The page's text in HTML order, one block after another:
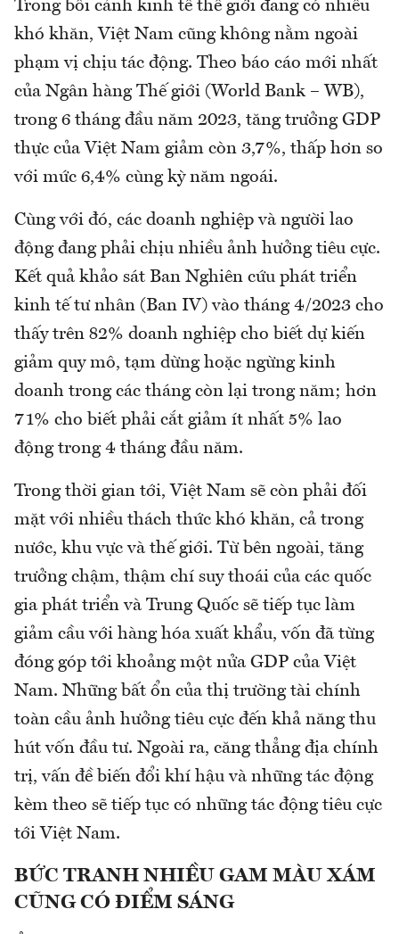
Trong bối cảnh kinh tế thế giới đang có nhiều
khó khăn, Việt Nam cũng không nằm ngoài
phạm vị chịu tác động. Theo báo cáo mới nhất
của Ngân hàng Thế giới (World Bank – WB),
trong 6 tháng đầu năm 2023, tăng trưởng GDP
thực của Việt Nam giảm còn 3,7%, thấp hơn so
với mức 6,4% cùng kỳ năm ngoái.
Cùng với đó, các doanh nghiệp và người lao
động đang phải chịu nhiều ảnh hưởng tiêu cực.
Kết quả khảo sát Ban Nghiên cứu phát triển
kinh tế tư nhân (Ban IV) vào tháng 4/2023 cho
thấy trên 82% doanh nghiệp cho biết dự kiến
giảm quy mô, tạm dừng hoặc ngừng kinh
doanh trong các tháng còn lại trong năm; hơn
71% cho biết phải cắt giảm ít nhất 5% lao
động trong 4 tháng đầu năm.
Trong thời gian tới, Việt Nam sẽ còn phải đối
mặt với nhiều thách thức khó khăn, cả trong
nước, khu vực và thế giới. Từ bên ngoài, tăng
trưởng chậm, thậm chí suy thoái của các quốc
gia phát triển và Trung Quốc sẽ tiếp tục làm
giảm cầu với hàng hóa xuất khẩu, vốn đã từng
đóng góp tới khoảng một nửa GDP của Việt
Nam. Những bất ổn của thị trường tài chính
toàn cầu ảnh hưởng tiêu cực đến khả năng thu
hút vốn đầu tư. Ngoài ra, căng thẳng địa chính
trị, vấn đề biến đổi khí hậu và những tác động
kèm theo sẽ tiếp tục có những tác động tiêu cực
tới Việt Nam.
BỨC TRANH NHIỀU GAM MÀU XÁM
CŨNG CÓ ĐIỂM SÁNG